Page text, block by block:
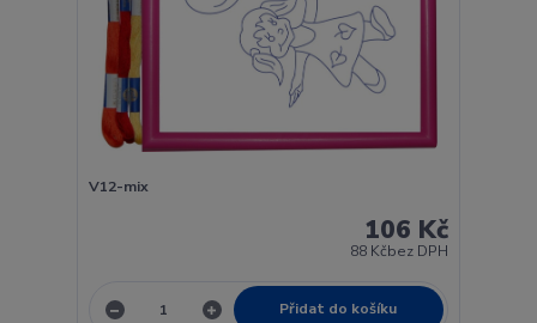
V12-mix
106 Kč
88 Kčbez DPH
Přidat do košíku